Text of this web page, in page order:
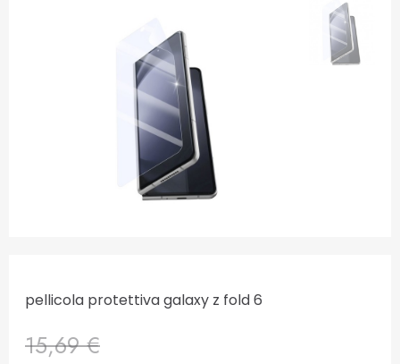
pellicola protettiva galaxy z fold 6
15,69 €